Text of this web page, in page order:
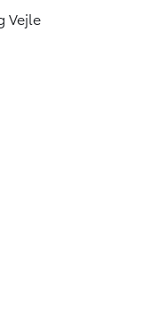
FINANSIERING
Vejle